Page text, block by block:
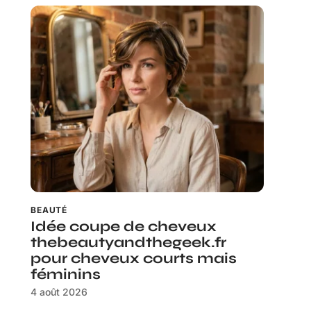
BEAUTÉ
Idée coupe de cheveux
thebeautyandthegeek.fr
pour cheveux courts mais
féminins
4 août 2026